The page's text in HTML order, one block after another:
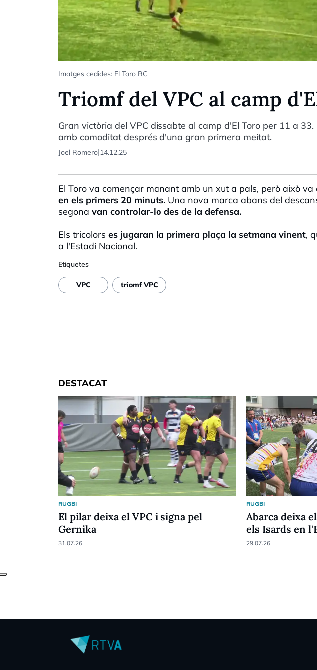
Imatges cedides: El Toro RC
Triomf del VPC al camp
Gran victòria del VPC dissabte al camp d'El Toro per 11 a
amb comoditat després d'una gran primera meitat.
Joel Romero|14.12.25
El Toro va començar manant amb un xut a pals, però això
en els primers 20 minuts. Una nova marca abans del
segona van controlar-lo des de la defensa.
Els tricolors es jugaran la primera plaça la setmana vinent,
a l'Estadi Nacional.
Etiquetes
VPC triomf VPC
DESTACAT
RUGBI
El pilar deixa el VPC i signa pel
Gernika
31.07.26
RUGBI
Abarca deixa
els Isards en
29.07.26